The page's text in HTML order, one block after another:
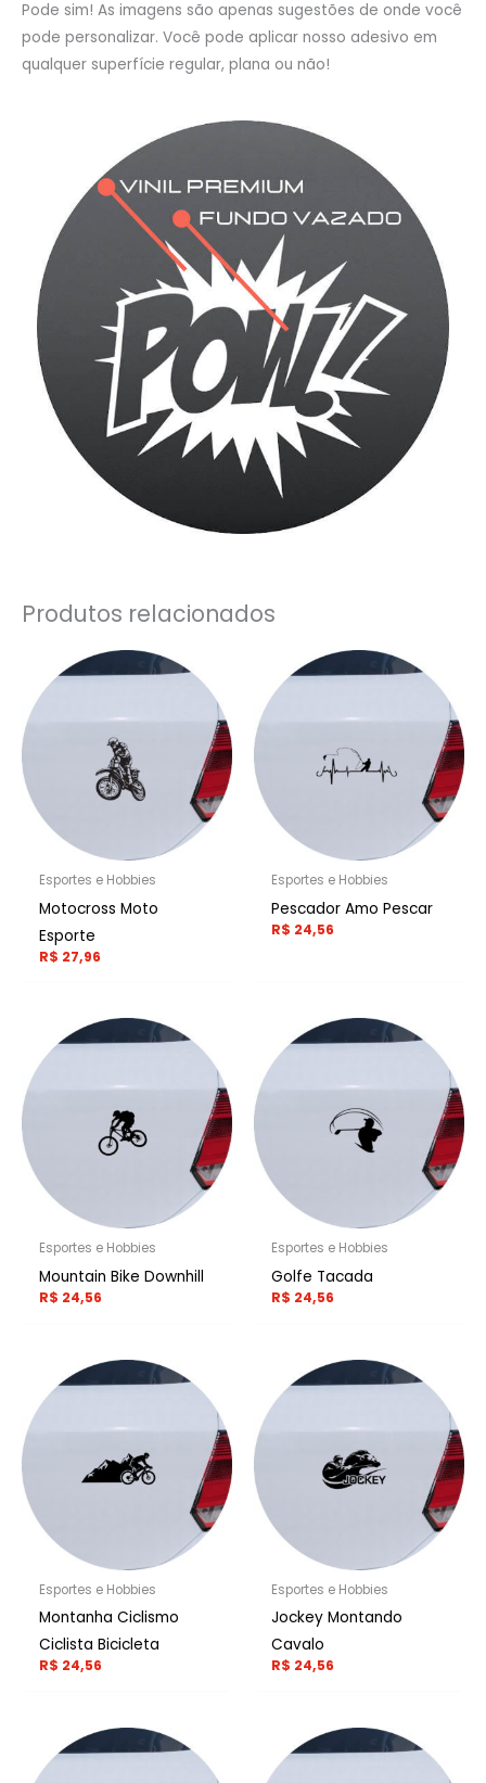
Pode sim! As imagens são apenas sugestões de onde você
pode personalizar. Você pode aplicar nosso adesivo em
qualquer superfície regular, plana ou não!
Produtos relacionados
Esportes e Hobbies
Motocross Moto
Esporte
R$ 27,96
Esportes e Hobbies
Pescador Amo Pescar
R$ 24,56
Esportes e Hobbies
Mountain Bike Downhill
R$ 24,56
Esportes e Hobbies
Golfe Tacada
R$ 24,56
Esportes e Hobbies
Montanha Ciclismo
Ciclista Bicicleta
R$ 24,56
Esportes e Hobbies
Jockey Montando
Cavalo
R$ 24,56